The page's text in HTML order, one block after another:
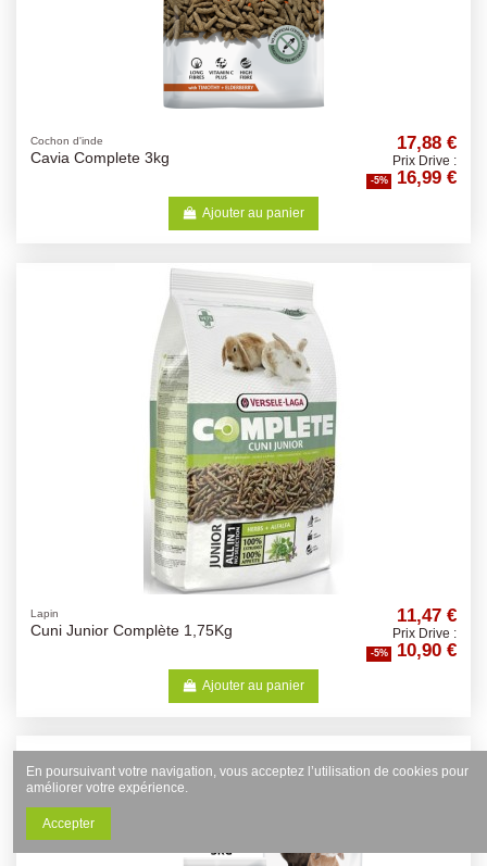
Cochon d'inde
Cavia Complete 3kg
17,88 €
Prix Drive :
-5% 16,99 €
Ajouter au panier
Lapin
Cuni Junior Complète 1,75Kg
11,47 €
Prix Drive :
-5% 10,90 €
Ajouter au panier
En poursuivant votre navigation, vous acceptez l’utilisation de cookies pour
améliorer votre expérience.
Accepter